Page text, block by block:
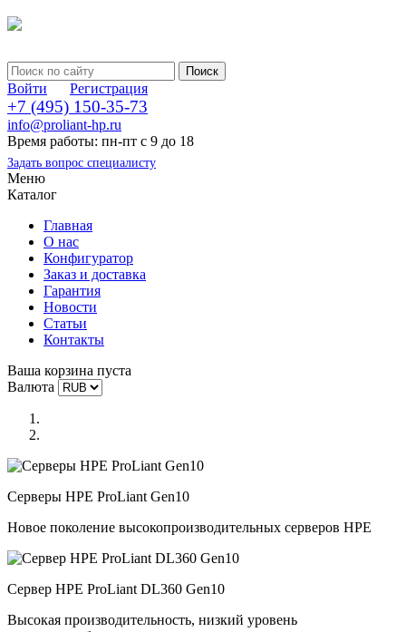
Войти Регистрация
+7 (495) 150-35-73
info@proliant-hp.ru
Время работы: пн-пт с 9 до 18
Задать вопрос специалисту
Меню
Каталог
Главная
О нас
Конфигуратор
Заказ и доставка
Гарантия
Новости
Статьи
Контакты
Ваша корзина пуста
Валюта
Серверы HPE ProLiant Gen10
Новое поколение высокопроизводительных серверов HPE
Сервер HPE ProLiant DL360 Gen10
Высокая производительность, низкий уровень